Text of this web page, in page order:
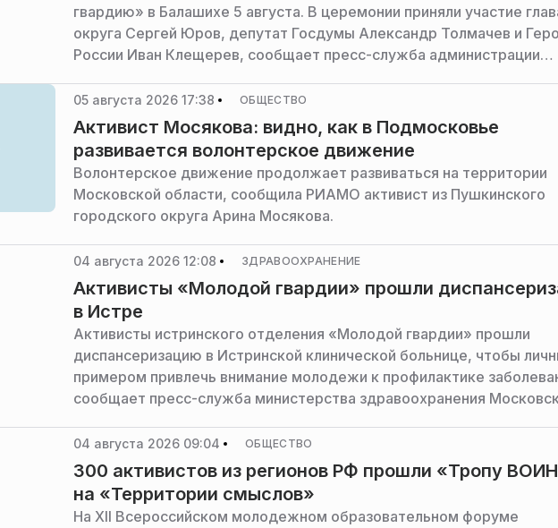
гвардию» в Балашихе 5 августа. В церемонии приняли участие
округа Сергей Юров, депутат Госдумы Александр Толмачев и
России Иван Клещерев, сообщает пресс-служба администрации
05 августа 2026 17:38 ОБЩЕСТВО
Активист Мосякова: видно, как в Подмосковье
развивается волонтерское движение
Волонтерское движение продолжает развиваться на территории
Московской области, сообщила РИАМО активист из Пушкинского
городского округа Арина Мосякова.
04 августа 2026 12:08 ЗДРАВООХРАНЕНИЕ
Активисты «Молодой гвардии» прошли
в Истре
Активисты истринского отделения «Молодой гвардии» прошли
диспансеризацию в Истринской клинической больнице, чтобы
примером привлечь внимание молодежи к профилактике
сообщает пресс-служба министерства здравоохранения
04 августа 2026 09:04 ОБЩЕСТВО
300 активистов из регионов РФ прошли «Тропу
на «Территории смыслов»
На XII Всероссийском молодежном образовательном форуме